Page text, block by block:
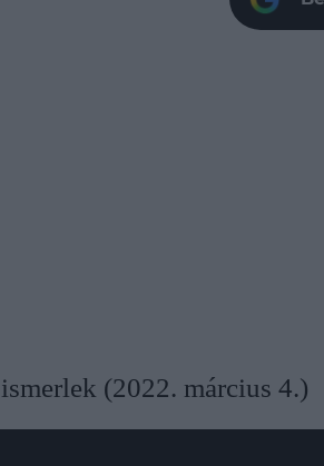
(2022. március 4.)